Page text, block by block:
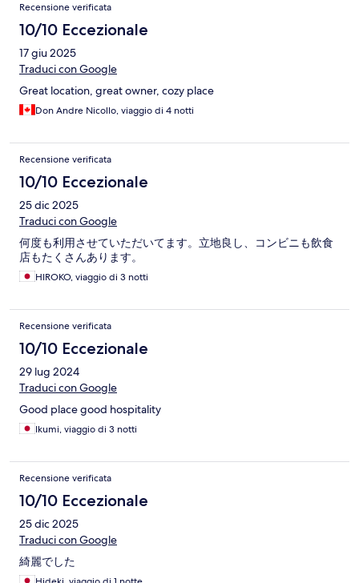
Recensione verificata
10/10 Eccezionale
17 giu 2025
Traduci con Google
Great location, great owner, cozy place
Don Andre Nicollo, viaggio di 4 notti
Recensione verificata
10/10 Eccezionale
25 dic 2025
Traduci con Google
何度も利用させていただいてます。立地良し、コンビニも飲食
店もたくさんあります。
HIROKO, viaggio di 3 notti
Recensione verificata
10/10 Eccezionale
29 lug 2024
Traduci con Google
Good place good hospitality
Ikumi, viaggio di 3 notti
Recensione verificata
10/10 Eccezionale
25 dic 2025
Traduci con Google
綺麗でした